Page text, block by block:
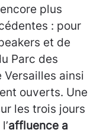
plus
: pour
et de
Parc des
Versailles ainsi
ouverts. Une
les trois jours
affluence a